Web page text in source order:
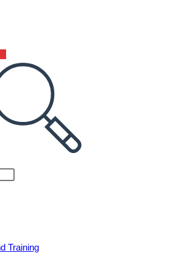
Training